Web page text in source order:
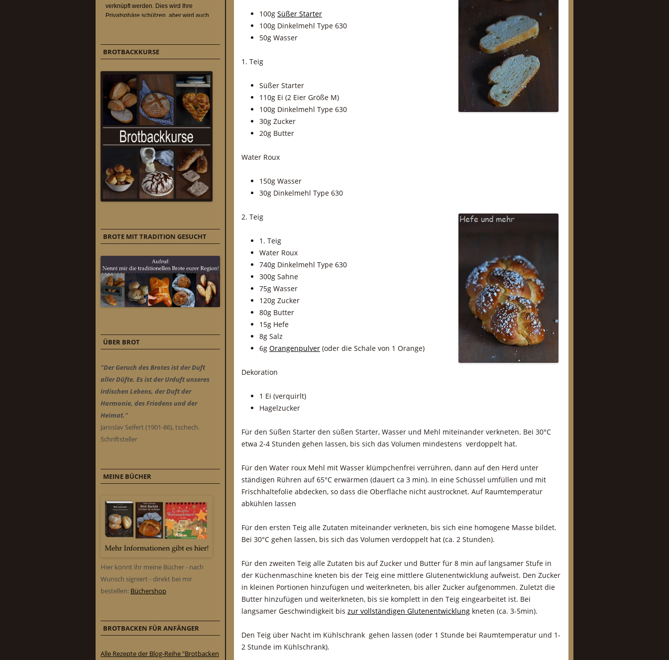
100g Süßer Starter
100g Dinkelmehl Type 630
50g Wasser
1. Teig
Süßer Starter
110g Ei (2 Eier Größe M)
100g Dinkelmehl Type 630
30g Zucker
20g Butter
Water Roux
150g Wasser
30g Dinkelmehl Type 630
2. Teig
1. Teig
Water Roux
740g Dinkelmehl Type 630
300g Sahne
75g Wasser
120g Zucker
80g Butter
15g Hefe
8g Salz
6g Orangenpulver (oder die Schale von 1 Orange)
Dekoration
1 Ei (verquirlt)
Hagelzucker
Für den Süßen Starter den süßen Starter, Wasser und Mehl miteinander verkneten. Bei 30°C
etwa 2-4 Stunden gehen lassen, bis sich das Volumen mindestens verdoppelt hat.
Für den Water roux Mehl mit Wasser klümpchenfrei verrühren, dann auf den Herd unter
ständigen Rühren auf 65°C erwärmen (dauert ca 3 min). In eine Schüssel umfüllen und mit
Frischhaltefolie abdecken, so dass die Oberfläche nicht austrocknet. Auf Raumtemperatur
abkühlen lassen
Für den ersten Teig alle Zutaten miteinander verkneten, bis sich eine homogene Masse bildet.
Bei 30°C gehen lassen, bis sich das Volumen verdoppelt hat (ca. 2 Stunden).
Für den zweiten Teig alle Zutaten bis auf Zucker und Butter für 8 min auf langsamer Stufe in
der Küchenmaschine kneten bis der Teig eine mittlere Glutenentwicklung aufweist. Den Zucker
in kleinen Portionen hinzufügen und weiterkneten, bis aller Zucker aufgenommen. Zuletzt die
Butter hinzufügen und weiterkneten, bis sie komplett in den Teig eingearbeitet ist. Bei
langsamer Geschwindigkeit bis zur vollständigen Glutenentwicklung kneten (ca. 3-5min).
Den Teig über Nacht im Kühlschrank gehen lassen (oder 1 Stunde bei Raumtemperatur und 1-
2 Stunde im Kühlschrank).
BROTBACKKURSE
BROTE MIT TRADITION GESUCHT
ÜBER BROT
"Der Geruch des Brotes ist der Duft
aller Düfte. Es ist der Urduft unseres
irdischen Lebens, der Duft der
Harmonie, des Friedens und der
Heimat."
Jaroslav Seifert (1901-86), tschech.
Schriftsteller
MEINE BÜCHER
Hier könnt ihr meine Bücher - nach
Wunsch signiert - direkt bei mir
bestellen: Büchershop
BROTBACKEN FÜR ANFÄNGER
Alle Rezepte der Blog-Reihe "Brotbacken